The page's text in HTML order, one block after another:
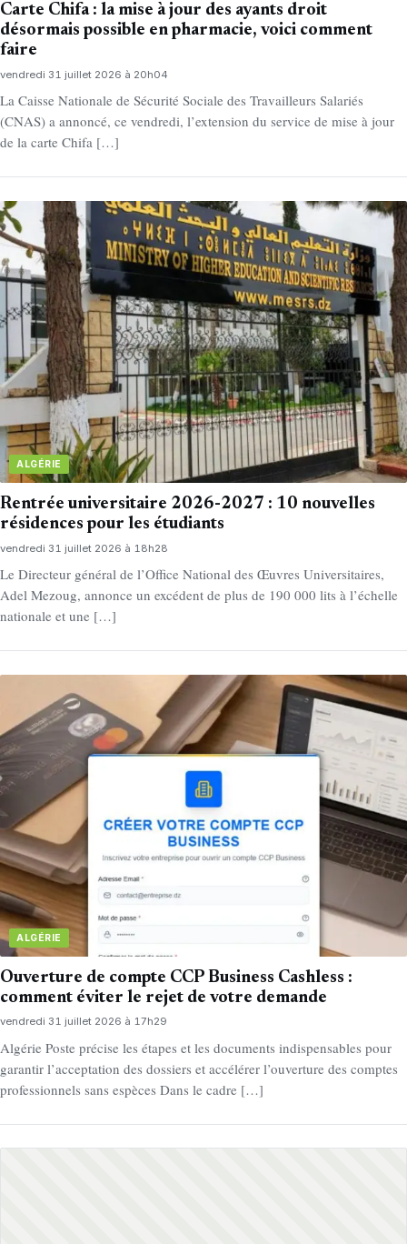
Carte Chifa : la mise à jour des ayants droit
désormais possible en pharmacie, voici comment
faire
vendredi 31 juillet 2026 à 20h04
La Caisse Nationale de Sécurité Sociale des Travailleurs Salariés
(CNAS) a annoncé, ce vendredi, l’extension du service de mise à jour
de la carte Chifa […]
ALGÉRIE
Rentrée universitaire 2026-2027 : 10 nouvelles
résidences pour les étudiants
vendredi 31 juillet 2026 à 18h28
Le Directeur général de l’Office National des Œuvres Universitaires,
Adel Mezoug, annonce un excédent de plus de 190 000 lits à l’échelle
nationale et une […]
ALGÉRIE
Ouverture de compte CCP Business Cashless :
comment éviter le rejet de votre demande
vendredi 31 juillet 2026 à 17h29
Algérie Poste précise les étapes et les documents indispensables pour
garantir l’acceptation des dossiers et accélérer l’ouverture des comptes
professionnels sans espèces Dans le cadre […]